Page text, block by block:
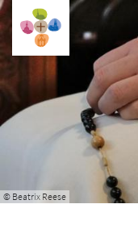
Zum Inhalt springen
© Beatrix Reese